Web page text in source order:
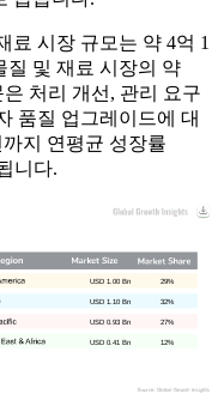
료 시장 규모는 약 4억 1
질 및 재료 시장의 약
처리 개선, 관리 요구
품질 업그레이드에 대
지 연평균 성장률
니다.
12%
USD 0.41 Bn
27%
USD 0.93 Bn
32%
USD 1.10 Bn
29%
USD 1.00 Bn